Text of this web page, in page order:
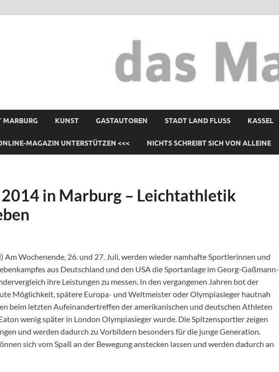
MARBURG KUNST GASTAUTOREN STADT LAND FLUSS KASSEL
MAGAZIN UNTERSTÜTZEN <<< NICHTS SCHREIBT SICH VON ALLEINE
in Marburg – Leichtathletik
Wochenende, 26. und 27. Juli, werden wieder namhafte Sportlerinnen und
aus Deutschland und den USA die Sportanlage im Georg-Gaßmann-
ihre Leistungen zu messen. In den vergangenen Jahren bot der
Möglichkeit, spätere Europa- und Weltmeister oder Olympiasieger hautnah
beim letzten Aufeinandertreffen der amerikanischen und deutschen Athleten
wenig später in London Olympiasieger wurde. Die Spitzensportler zeigen
und werden dadurch zu Vorbildern besonders für die junge Generation.
sich vom Spaß an der Bewegung anstecken lassen und werden dadurch an